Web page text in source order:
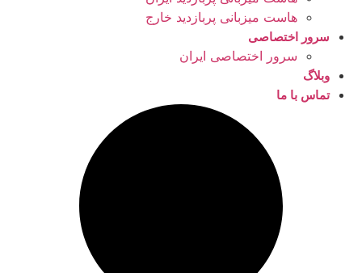
هاست میزبانی پربازدید خارج
سرور اختصاصی
سرور اختصاصی ایران
وبلاگ
تماس با ما